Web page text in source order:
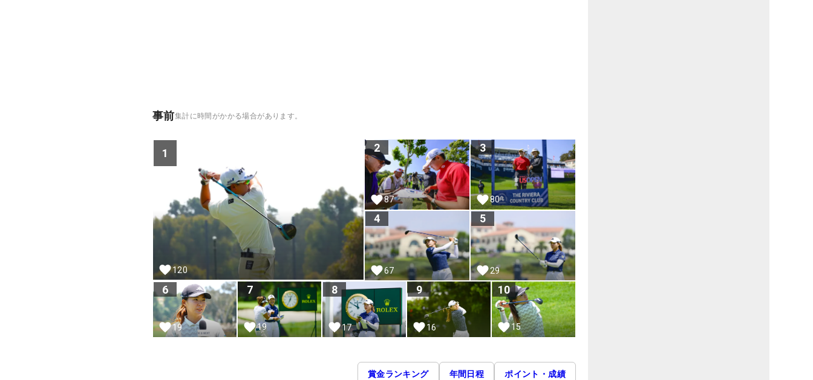
事前集計に時間がかかる場合があります。
1
120
2
87
3
80
4
67
5
29
6
19
7
19
8
17
9
16
10
15
賞金ランキング 年間日程 ポイント・成績